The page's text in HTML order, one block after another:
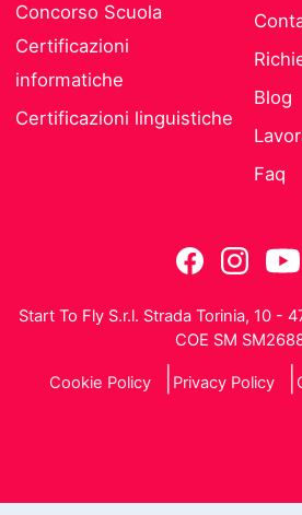
Concorso Scuola
Certificazioni
informatiche
Certificazioni linguistiche
Blog
Faq
Start To Fly S.r.l. Strada Torinia, 10 -
COE SM
Cookie Policy Privacy Policy